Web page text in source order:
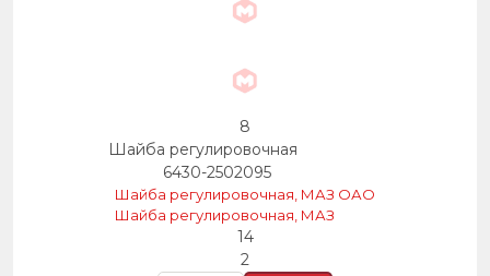
8
Шайба регулировочная
6430-2502095
Шайба регулировочная, МАЗ ОАО
Шайба регулировочная, МАЗ
14
2